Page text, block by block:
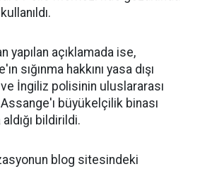
yapılan açıklamada ise,
sığınma hakkını yasa dışı
İngiliz polisinin uluslararası
büyükelçilik binası
bildirildi.
blog sitesindeki